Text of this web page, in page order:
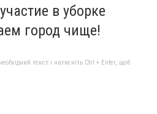
в уборке
город чище!
текст і натисніть Ctrl + Enter, щоб